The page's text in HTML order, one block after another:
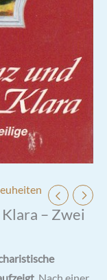
– Zwei